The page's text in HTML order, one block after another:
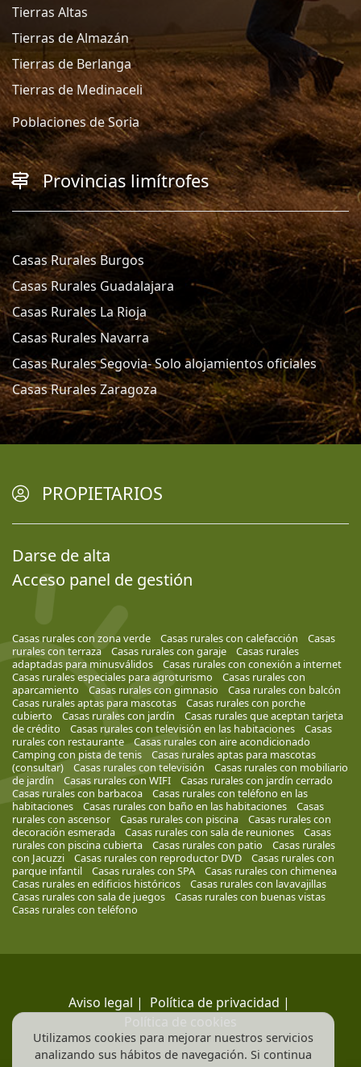
Tierras Altas
Tierras de Almazán
Tierras de Berlanga
Tierras de Medinaceli
Poblaciones de Soria
Provincias limítrofes
Casas Rurales Burgos
Casas Rurales Guadalajara
Casas Rurales La Rioja
Casas Rurales Navarra
Casas Rurales Segovia- Solo alojamientos oficiales
Casas Rurales Zaragoza
PROPIETARIOS
Darse de alta
Acceso panel de gestión
Casas rurales con zona verde Casas rurales con calefacción
Casas
rurales con terraza
Casas rurales con garaje
Casas rurales
adaptadas para minusválidos
Casas rurales con conexión a internet
Casas rurales especiales para agroturismo
Casas rurales con
aparcamiento
Casas rurales con gimnasio
Casa rurales con balcón
Casas rurales aptas para mascotas
Casas rurales con porche
cubierto
Casas rurales con jardín
Casas rurales que aceptan tarjeta
de crédito
Casas rurales con televisión en las habitaciones
Casas
rurales con restaurante
Casas rurales con aire acondicionado
Camping con pista de tenis
Casas rurales aptas para mascotas
(consultar)
Casas rurales con televisión
Casas rurales con mobiliario
de jardín
Casas rurales con WIFI
Casas rurales con jardín cerrado
Casas rurales con barbacoa
Casas rurales con teléfono en las
habitaciones
Casas rurales con baño en las habitaciones
Casas
rurales con ascensor
Casas rurales con piscina
Casas rurales con
decoración esmerada
Casas rurales con sala de reuniones
Casas
rurales con piscina cubierta
Casas rurales con patio
Casas rurales
con Jacuzzi
Casas rurales con reproductor DVD
Casas rurales con
parque infantil
Casas rurales con SPA
Casas rurales con chimenea
Casas rurales en edificios históricos
Casas rurales con lavavajillas
Casas rurales con sala de juegos
Casas rurales con buenas vistas
Casas rurales con teléfono
Aviso legal | Política de privacidad |
Política de cookies
Utilizamos cookies para mejorar nuestros servicios
analizando sus hábitos de navegación. Si continua